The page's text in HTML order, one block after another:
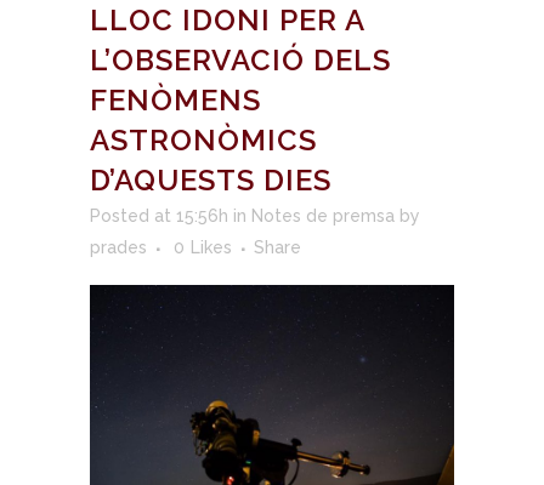
LLOC IDONI PER A
L’OBSERVACIÓ DELS
FENÒMENS
ASTRONÒMICS
D’AQUESTS DIES
Posted at 15:56h in Notes de premsa by
prades
0 Likes Share